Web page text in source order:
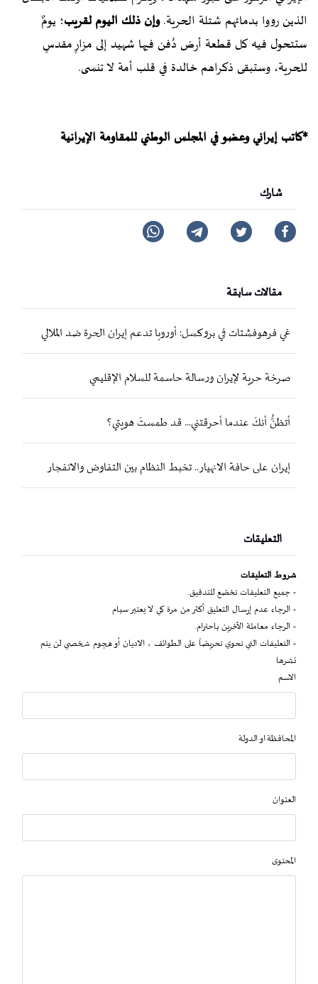
الذين رووا بدمائهم شتلة الحرية.وإن ذلك اليوم لقريب؛ يومٌ
ستتحول فيه كل قطعة أرض دُفن فيها شهيد إلى مزارٍ مقدسٍ
للحرية، وستبقى ذكراهم خالدة في قلب أمة لا تنسى.
*کاتب إيراني وعضو في المجلس الوطني للمقاومة الإيرانیة
شارك
مقالات سابقة
غي فرهوفشتات في بروكسل: أوروبا تدعم إيران الحرة ضد الملالي
صرخة حرية لإيران ورسالة حاسمة للسلام الإقليمي
أتظنُّ أنكَ عندما أحرقتني... قد طمستَ هويتي؟
إيران على حافة الانهيار.. تخبط النظام بين التفاوض والانفجار
التعليقات
شروط التعليقات
- جميع التعليقات تخضع للتدقيق.
- الرجاء عدم إرسال التعليق أكثر من مرة كي لا يعتبر سبام
- الرجاء معاملة الآخرين باحترام.
- التعليقات التي تحوي تحريضاً على الطوائف ، الاديان أو هجوم شخصي لن يتم
نشرها
الاسم
المحافظة او الدولة
العنوان
المحتوى